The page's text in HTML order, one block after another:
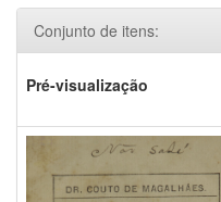
Conjunto de itens:
Pré-visualização